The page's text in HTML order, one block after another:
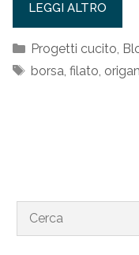
LEGGI ALTRO
Categorie
Progetti cucito,
Tag
borsa, filato,